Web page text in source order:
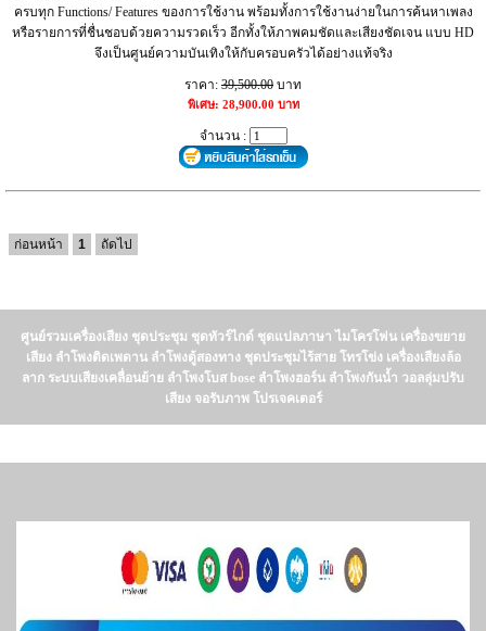
ครบทุก Functions/ Features ของการใช้งาน พร้อมทั้งการใช้งานง่ายในการค้นหาเพลง
หรือรายการที่ชื่นชอบด้วยความรวดเร็ว อีกทั้งให้ภาพคมชัดและเสียงชัดเจน แบบ HD
จึงเป็นศูนย์ความบันเทิงให้กับครอบครัวได้อย่างแท้จริง
ราคา: 39,500.00 บาท
พิเศษ: 28,900.00 บาท
จำนวน :
ก่อนหน้า 1 ถัดไป
ศูนย์รวมเครื่องเสียง ชุดประชุม ชุดทัวร์ไกด์ ชุดแปลภาษา ไมโครโฟน เครื่องขยาย
เสียง ลำโพงติดเพดาน ลำโพงตู้สองทาง ชุดประชุมไร้สาย โทรโข่ง เครื่องเสียงล้อ
ลาก ระบบเสียงเคลื่อนย้าย ลำโพงโบส bose ลำโพงฮอร์น ลำโพงกันน้ำ วอลลุ่มปรับ
เสียง จอรับภาพ โปรเจคเตอร์